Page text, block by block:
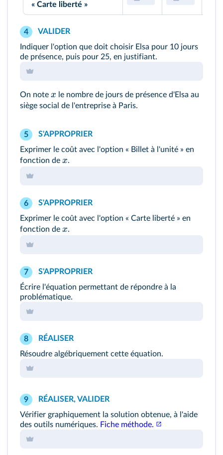
« Carte liberté »
4
VALIDER
Indiquer l'option que doit choisir Elsa pour 10 jours
de présence, puis pour 25, en justifiant.
On note x le nombre de jours de présence d'Elsa au
siège social de l'entreprise à Paris.
5
S'APPROPRIER
Exprimer le coût avec l'option « Billet à l'unité » en
fonction de x.
6
S'APPROPRIER
Exprimer le coût avec l'option « Carte liberté » en
fonction de x.
7
S'APPROPRIER
Écrire l'équation permettant de répondre à la
problématique.
8
RÉALISER
Résoudre algébriquement cette équation.
9
RÉALISER, VALIDER
Vérifier graphiquement la solution obtenue, à l'aide
des outils numériques. Fiche méthode.